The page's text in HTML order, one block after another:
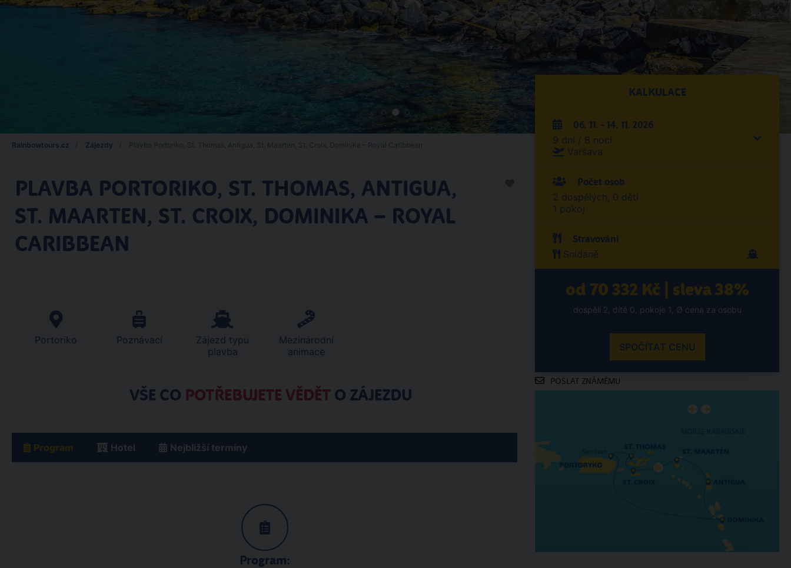
Rainbowtours.cz Zájezdy
PLAVBA PORTORIKO, ST. THOMAS, ANTIGUA,
ST. MAARTEN, ST. CROIX, DOMINIKA – ROYAL
CARIBBEAN
Portoriko Poznávací
Zájezd typu
plavba
Mezinárodní
animace
VŠE CO POTŘEBUJETE VĚDĚT O ZÁJEZDU
Program Hotel Nejbližší termíny
Program:
KALKULACE
06. 11. - 14. 11. 2026
9 dní / 8 nocí
Varšava
Počet osob
2 dospělých, 0 dětí
1 pokoj
Stravování
Snídaně
od 70 332 Kč | sleva 38%
dospělí 2, dítě 0, pokoje 1, Ø cena za osobu
SPOČÍTAT CENU
POSLAT ZNÁMÉMU